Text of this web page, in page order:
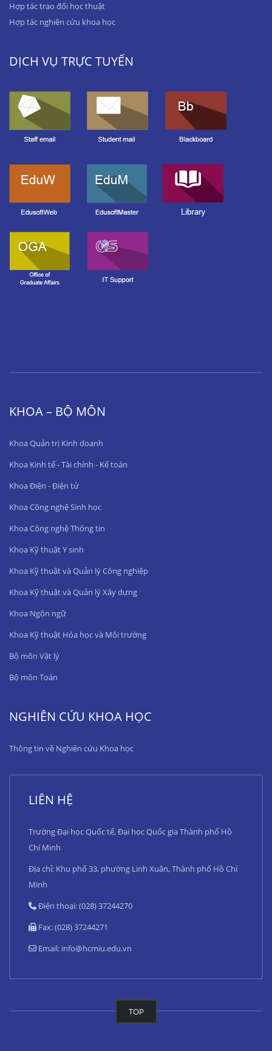
Hợp tác trao đổi học thuật
Hợp tác nghiên cứu khoa học
DỊCH VỤ TRỰC TUYẾN
KHOA – BỘ MÔN
Khoa Quản trị Kinh doanh
Khoa Kinh tế - Tài chính - Kế toán
Khoa Điện - Điện tử
Khoa Công nghệ Sinh học
Khoa Công nghệ Thông tin
Khoa Kỹ thuật Y sinh
Khoa Kỹ thuật và Quản lý Công nghiệp
Khoa Kỹ thuật và Quản lý Xây dựng
Khoa Ngôn ngữ
Khoa Kỹ thuật Hóa học và Môi trường
Bộ môn Vật lý
Bộ môn Toán
NGHIÊN CỨU KHOA HỌC
Thông tin về Nghiên cứu Khoa học
LIÊN HỆ
Trường Đại học Quốc tế, Đại học Quốc gia Thành phố Hồ
Chí Minh
Địa chỉ: Khu phố 33, phường Linh Xuân, Thành phố Hồ Chí
Minh
Điện thoại: (028) 37244270
Fax: (028) 37244271
Email: info@hcmiu.edu.vn
TOP